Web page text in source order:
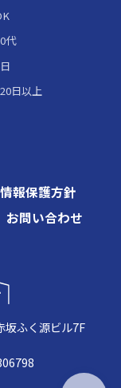
代
日以上
報保護方針
お問い合わせ
ふく源ビル7F